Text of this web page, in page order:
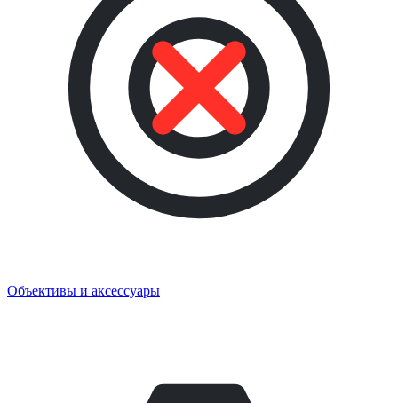
Объективы и аксессуары